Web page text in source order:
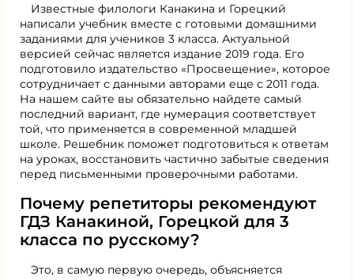
Известные филологи Канакина и Горецкий
написали учебник вместе с готовыми домашними
заданиями для учеников 3 класса. Актуальной
версией сейчас является издание 2019 года. Его
подготовило издательство «Просвещение», которое
сотрудничает с данными авторами еще с 2011 года.
На нашем сайте вы обязательно найдете самый
последний вариант, где нумерация соответствует
той, что применяется в современной младшей
школе. Решебник поможет подготовиться к ответам
на уроках, восстановить частично забытые сведения
перед письменными проверочными работами.
Почему репетиторы рекомендуют
ГДЗ Канакиной, Горецкой для 3
класса по русскому?
Это, в самую первую очередь, объясняется